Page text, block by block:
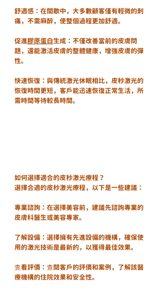
舒適感：在間歇中，大多數顧客僅有輕微的刺
痛，不需麻醉，使整個過程更加舒適。
促進膠原蛋白生成：不僅改善當前的皮膚問
題，還能激活皮膚的整體健康，增強皮膚的彈
性。
快速恢復：與傳統激光休眠相比，皮秒激光的
恢復時間更短，客戶能迅速恢復正常生活，所
需時間等待較長時間。
如何選擇適合的皮秒激光療程？
選擇合適的皮秒激光療程，以下是一些建議：
專業諮詢：在選擇美容前，建議先諮詢專業的
皮膚科醫生或美容專家。
了解設備：選擇擁有先進設備的機構，確保使
用的激光技術是最新的，以獲得最佳效果。
查看評價：查閱客戶的評價和案例，了解該醫
療機構的住院效果和安全性。